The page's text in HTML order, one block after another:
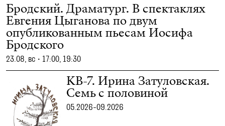
Бродский. Драматург. В спектаклях
Евгения Цыганова по двум
опубликованным пьесам Иосифа
Бродского
23.08, вс • 17:00, 19:30
КВ-7. Ирина Затуловская.
Семь с половиной
05.2026-09.2026